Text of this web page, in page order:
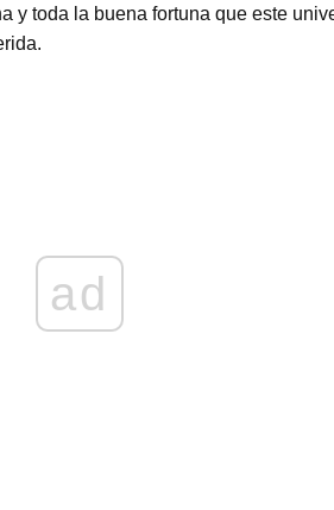
y toda la buena fortuna que este
ad